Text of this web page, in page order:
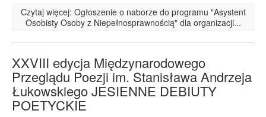
Czytaj więcej: Ogłoszenie o naborze do programu "Asystent
Osobisty Osoby z Niepełnosprawnością" dla organizacji...
XXVIII edycja Międzynarodowego
Przeglądu Poezji im. Stanisława Andrzeja
Łukowskiego JESIENNE DEBIUTY
POETYCKIE